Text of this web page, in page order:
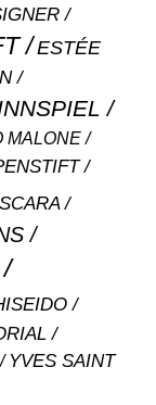
ESTÉE
MALONE
YVES SAINT